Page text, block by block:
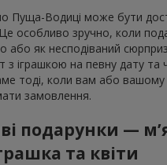
Пуща-Водиці може бути
особливо зручно, коли
або як несподіваний
з іграшкою на певну дату та
тоді, коли вам або вашому
замовлення.
подарунки —
та квіти